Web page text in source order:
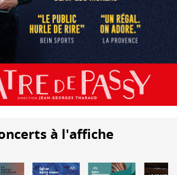
à l'affiche